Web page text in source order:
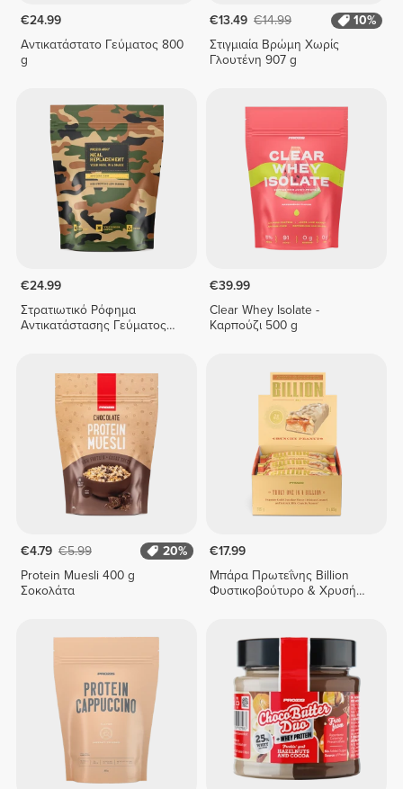
€24.99
Αντικατάστατο Γεύματος 800
g
€13.49 €14.99
10%
Στιγμιαία Βρώμη Χωρίς
Γλουτένη 907 g
€24.99
Στρατιωτικό Ρόφημα
Αντικατάστασης Γεύματος
€39.99
Clear Whey Isolate -
Καρπούζι 500 g
€4.79 €5.99
20%
Protein Muesli 400 g
Σοκολάτα
€17.99
Μπάρα Πρωτεΐνης Billion
Φυστικοβούτυρο & Χρυσή